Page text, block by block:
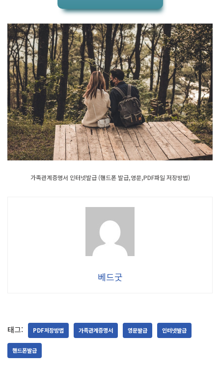
가족관계증명서 인터넷발급 (핸드폰 발급,영문,PDF파일 저장방법)
베드굿
태그: PDF저장방법 가족관계증명서 영문발급 인터넷발급
핸드폰발급